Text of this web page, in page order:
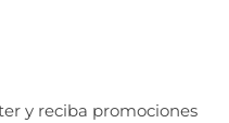
y reciba promociones